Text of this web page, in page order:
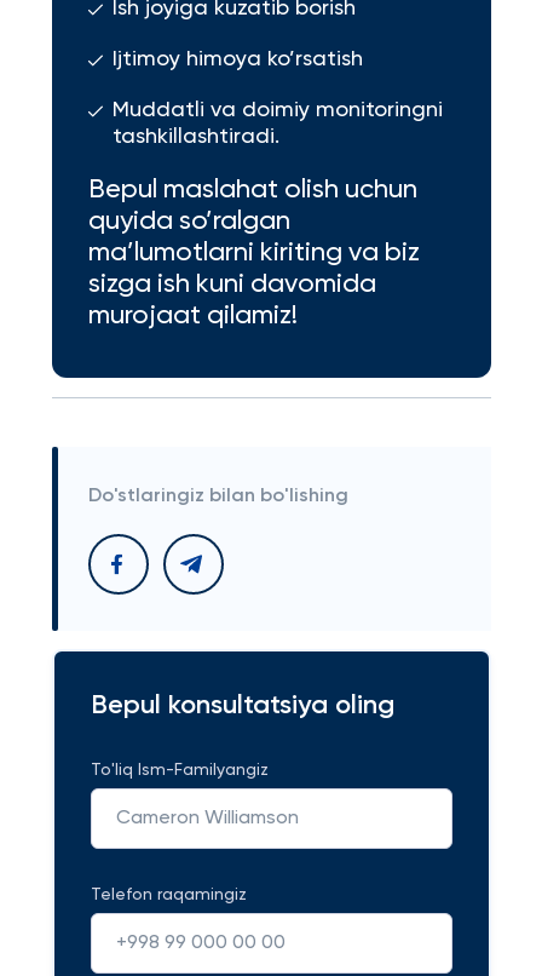
Ish joyiga kuzatib borish
Ijtimoy himoya ko’rsatish
Muddatli va doimiy monitoringni
tashkillashtiradi.
Bepul maslahat olish uchun
quyida so’ralgan
ma’lumotlarni kiriting va biz
sizga ish kuni davomida
murojaat qilamiz!
Do'stlaringiz bilan bo'lishing
Bepul konsultatsiya oling
To'liq Ism-Familyangiz
Telefon raqamingiz